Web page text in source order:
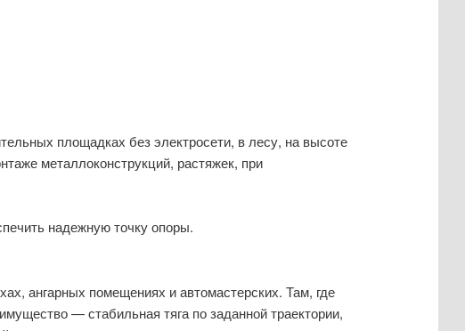
площадках без электросети, в лесу, на высоте
металлоконструкций, растяжек, при
надежную точку опоры.
ангарных помещениях и автомастерских. Там, где
— стабильная тяга по заданной траектории,